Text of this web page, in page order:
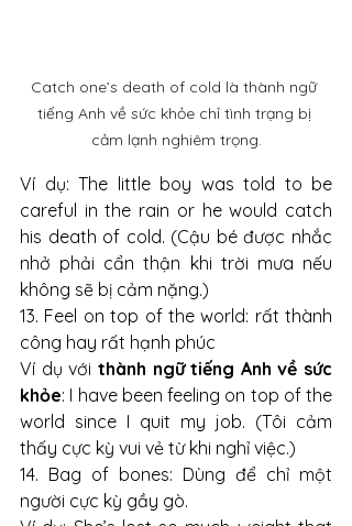
Catch one’s death of cold là thành ngữ
tiếng Anh về sức khỏe chỉ tình trạng bị
cảm lạnh nghiêm trọng.
Ví dụ: The little boy was told to be
careful in the rain or he would catch
his death of cold. (Cậu bé được nhắc
nhở phải cẩn thận khi trời mưa nếu
không sẽ bị cảm nặng.)
13. Feel on top of the world: rất thành
công hay rất hạnh phúc
Ví dụ với thành ngữ tiếng Anh về sức
khỏe: I have been feeling on top of the
world since I quit my job. (Tôi cảm
thấy cực kỳ vui vẻ từ khi nghỉ việc.)
14. Bag of bones: Dùng để chỉ một
người cực kỳ gầy gò.